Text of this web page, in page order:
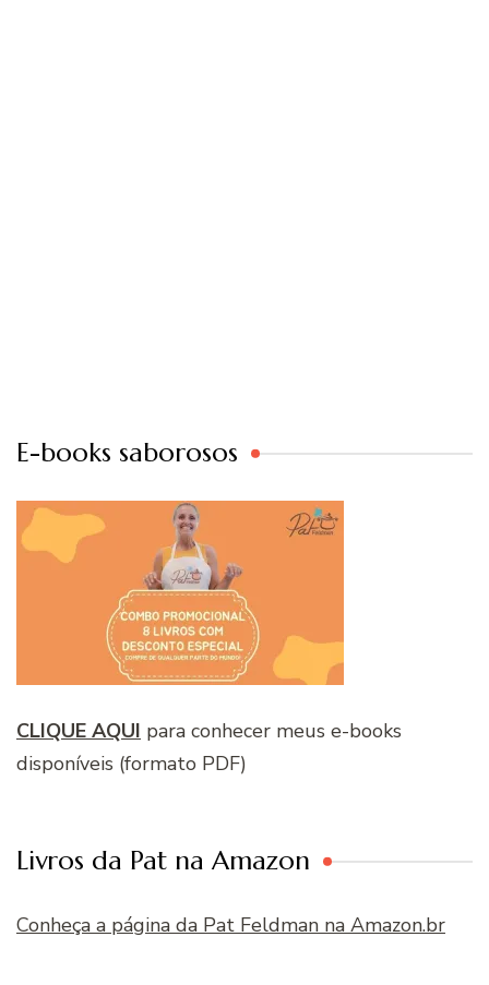
E-books saborosos
CLIQUE AQUI para conhecer meus e-books
disponíveis (formato PDF)
Livros da Pat na Amazon
Conheça a página da Pat Feldman na Amazon.br